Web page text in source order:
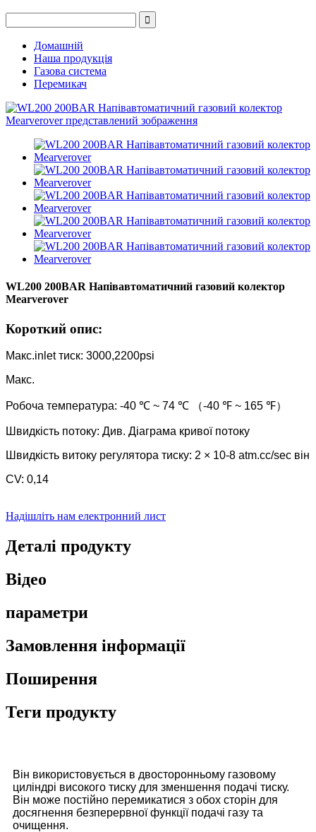
Домашній
Наша продукція
Газова система
Перемикач
WL200 200BAR Напівавтоматичний газовий колектор
Mearverover
Короткий опис:
Макс.inlet тиск: 3000,2200psi
Макс.
Робоча температура: -40 ℃ ~ 74 ℃ （-40 ℉ ~ 165 ℉）
Швидкість потоку: Див. Діаграма кривої потоку
Швидкість витоку регулятора тиску: 2 × 10-8 atm.cc/sec він
CV: 0,14
Надішліть нам електронний лист
Деталі продукту
Відео
параметри
Замовлення інформації
Поширення
Теги продукту
Він використовується в двосторонньому газовому
циліндрі високого тиску для зменшення подачі тиску.
Він може постійно перемикатися з обох сторін для
досягнення безперервної функції подачі газу та
очищення.